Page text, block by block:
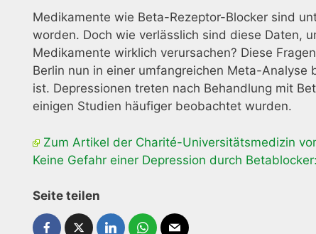
Medikamente wie Beta-Rezeptor-Blocker sind
worden. Doch wie verlässlich sind diese Daten,
Medikamente wirklich verursachen? Diese
Berlin nun in einer umfangreichen Meta-
ist. Depressionen treten nach Behandlung mit
einigen Studien häufiger beobachtet wurden.
Zum Artikel der Charité-Universitätsmedizin
Keine Gefahr einer Depression durch
Seite teilen